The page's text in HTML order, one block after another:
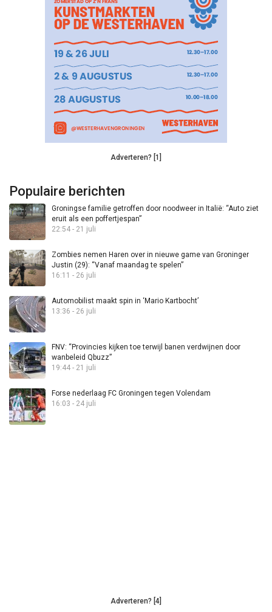
Adverteren? [1]
Populaire berichten
Groningse familie getroffen door noodweer in Italië: “Auto ziet
eruit als een poffertjespan”
22:54 - 21 juli
Zombies nemen Haren over in nieuwe game van Groninger
Justin (29): “Vanaf maandag te spelen”
16:11 - 26 juli
Automobilist maakt spin in ‘Mario Kartbocht’
13:36 - 26 juli
FNV: “Provincies kijken toe terwijl banen verdwijnen door
wanbeleid Qbuzz”
19:44 - 21 juli
Forse nederlaag FC Groningen tegen Volendam
16:03 - 24 juli
Adverteren? [4]